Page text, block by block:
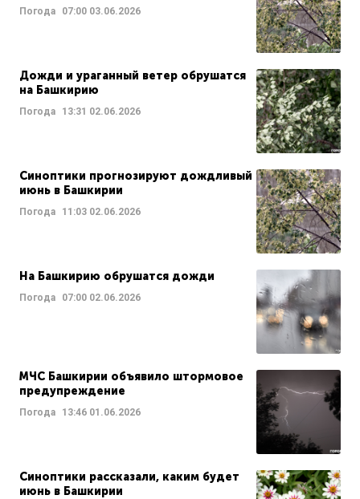
Погода 07:00 03.06.2026
Дожди и ураганный ветер обрушатся
на Башкирию
Погода 13:31 02.06.2026
Синоптики прогнозируют дождливый
июнь в Башкирии
Погода 11:03 02.06.2026
На Башкирию обрушатся дожди
Погода 07:00 02.06.2026
МЧС Башкирии объявило штормовое
предупреждение
Погода 13:46 01.06.2026
Синоптики рассказали, каким будет
июнь в Башкирии